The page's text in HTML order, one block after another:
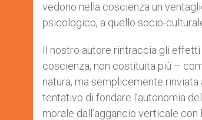
vedono nella coscienza un
psicologico, a quello socio-
Il nostro autore rintraccia gli
coscienza, non costituita più –
natura, ma semplicemente
tentativo di fondare l’autonomia
morale dall’aggancio verticale